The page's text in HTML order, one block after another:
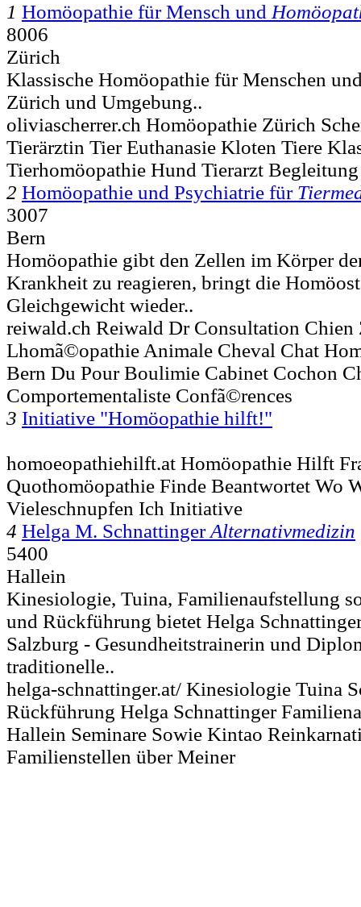
1 Homöopathie für Mensch und
8006
Zürich
Klassische Homöopathie für Menschen
Zürich und Umgebung..
oliviascherrer.ch Homöopathie Zürich
Tierärztin Tier Euthanasie Kloten Tiere
Tierhomöopathie Hund Tierarzt Begleitung
2 Homöopathie und Psychiatrie für
3007
Bern
Homöopathie gibt den Zellen im Körper
Krankheit zu reagieren, bringt die
Gleichgewicht wieder..
reiwald.ch Reiwald Dr Consultation Chien
Lhomã©opathie Animale Cheval Chat
Bern Du Pour Boulimie Cabinet Cochon
Comportementaliste Confã©rences
3 Initiative "Homöopathie hilft!"
homoeopathiehilft.at Homöopathie Hilft
Quothomöopathie Finde Beantwortet Wo
Vieleschnupfen Ich Initiative
4 Helga M. Schnattinger Alternativmedizin
5400
Hallein
Kinesiologie, Tuina, Familienaufstellung
und Rückführung bietet Helga
Salzburg - Gesundheitstrainerin und
traditionelle..
helga-schnattinger.at/ Kinesiologie Tuina
Rückführung Helga Schnattinger
Hallein Seminare Sowie Kintao
Familienstellen über Meiner